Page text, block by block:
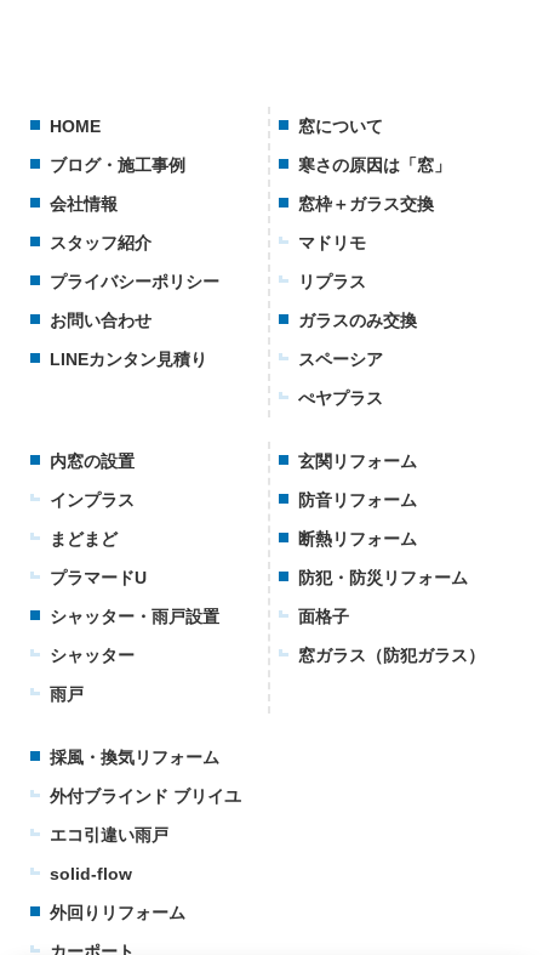
HOME
ブログ・施工事例
会社情報
スタッフ紹介
プライバシーポリシー
お問い合わせ
LINEカンタン見積り
窓について
寒さの原因は「窓」
窓枠＋ガラス交換
マドリモ
リプラス
ガラスのみ交換
スペーシア
ぺヤプラス
内窓の設置
インプラス
まどまど
プラマードU
シャッター・雨戸設置
シャッター
雨戸
玄関リフォーム
防音リフォーム
断熱リフォーム
防犯・防災リフォーム
面格子
窓ガラス（防犯ガラス）
採風・換気リフォーム
外付ブラインド ブリイユ
エコ引違い雨戸
solid-flow
外回りリフォーム